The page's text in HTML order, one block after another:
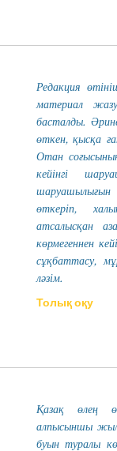
Редакция
материал
басталды.
өткен, қысқа
Отан
кейінгі
өткеріп,
атсалысқан
көрмегеннен
сұқбаттасу,
ләзім.
Толық оқу
Қазақ өлең
алпысыншы
буын туралы